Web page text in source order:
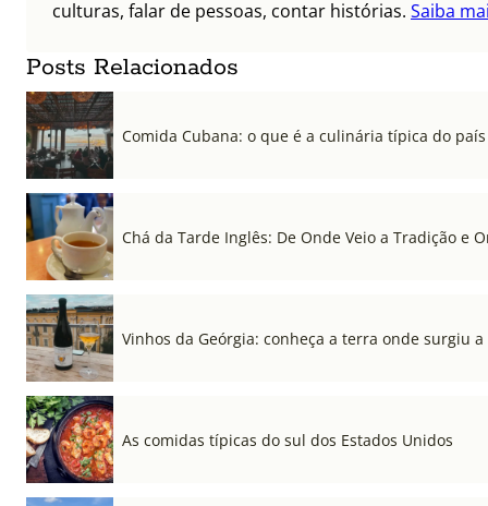
culturas, falar de pessoas, contar histórias. Saiba
Posts Relacionados
Comida Cubana: o que é a culinária típica do país
Chá da Tarde Inglês: De Onde Veio a Tradição e
Vinhos da Geórgia: conheça a terra onde surgiu
As comidas típicas do sul dos Estados Unidos